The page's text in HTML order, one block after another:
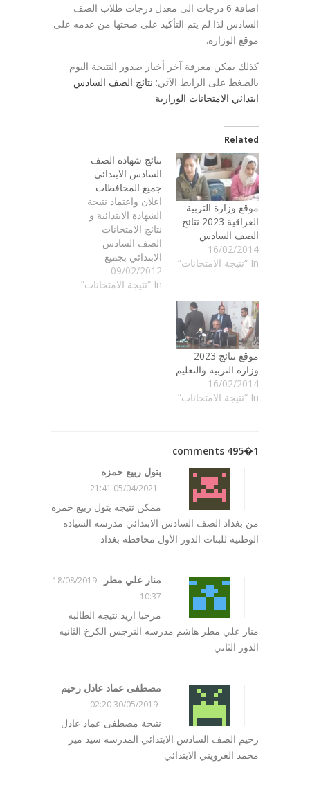
اضافة 6 درجات الى معدل درجات طلاب الصف
السادس لذا لم يتم التأكيد على صحتها من عدمه على
موقع الوزارة.
كذلك يمكن معرفة آخر أخبار صدور النتيجة اليوم
بالضغط على الرابط الآتي: نتائج الصف السادس
ابتدائي الامتحانات الوزارية
Related
موقع وزارة التربية
العراقية 2023 نتائج
الصف السادس
16/02/2014
In “نتيجة الامتحانات”
نتائج شهادة الصف
السادس الابتدائي
جميع المحافظات
اعلان واعتماد نتيجة
الشهادة الابتدائية و
نتائج الامتحانات
الصف السادس
الابتدائي بجميع
المحافظات المصرية
موقع وزارة التربية
09/02/2012
In “نتيجة الامتحانات”
موقع نتائج 2023
وزارة التربية والتعليم
16/02/2014
In “نتيجة الامتحانات”
1�495 comments
بتول ربيع حمزه
05/04/2021 21:41
-
ممكن تتيجه بتول ربيع حمزه
من بغداد الصف السادس الابتدائي مدرسه السياده
الوطنيه للبنات الدور الأول محافظه بغداد
منار علي مطر
18/08/2019
10:37
-
مرحبا اريد نتيجه الطالبه
منار علي مطر هاشم مدرسه النرجس الكرخ الثانيه
الدور الثاني
مصطفى عماد عادل رحيم
30/05/2019 02:20
-
نتيجة مصطفى عماد عادل
رحيم الصف السادس الابتدائي المدرسه سيد مير
محمد الغزويني الابتدائي